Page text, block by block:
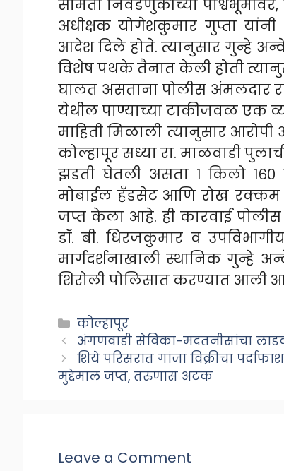
समिती निवडणुकीच्या
अधीक्षक योगेशकुमार गुप्ता यांनी
आदेश दिले होते. त्यानुसार गुन्हे
विशेष पथके तैनात केली होती
घालत असताना पोलीस अंमलदार
येथील पाण्याच्या टाकीजवळ एक
माहिती मिळाली त्यानुसार
कोल्हापूर सध्या रा. माळवाडी
झडती घेतली असता १ किलो
मोबाईल हँडसेट आणि रोख रक्कम
जप्त केला आहे.ही कारवाई
डॉ. बी. धिरजकुमार व
मार्गदर्शनाखाली स्थानिक गुन्हे
शिरोली पोलिसात करण्यात आली
Categories
कोल्हापूर
अंगणवाडी सेविका-मदतनीसांचा
शिये परिसरात गांजा विक्रीचा
मुद्देमाल जप्त, तरुणास अटक
Leave a Comment